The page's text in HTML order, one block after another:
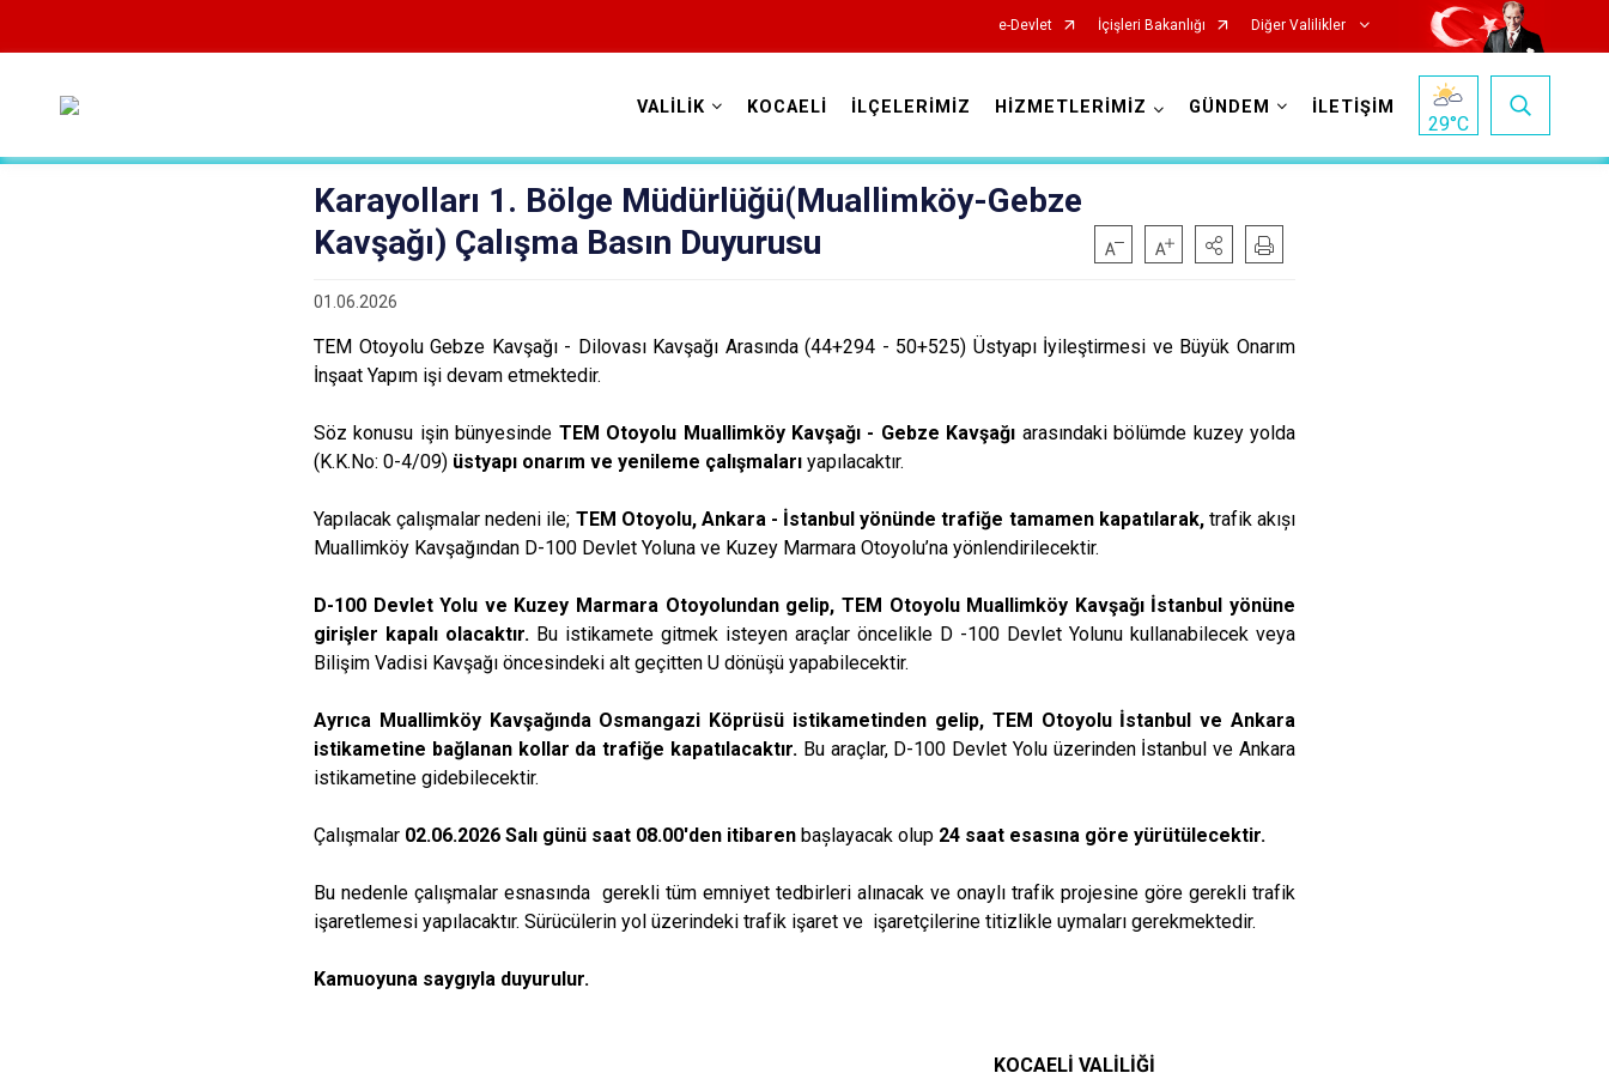
e-Devlet İçişleri Bakanlığı Diğer Valilikler
VALİLİK KOCAELİ İLÇELERİMİZ HİZMETLERİMİZ GÜNDEM İLETİŞİM
29°C
Karayolları 1. Bölge Müdürlüğü(Muallimköy-Gebze
Kavşağı) Çalışma Basın Duyurusu
01.06.2026
TEM Otoyolu Gebze Kavşağı - Dilovası Kavşağı Arasında (44+294 - 50+525) Üstyapı İyileştirmesi ve Büyük Onarım
İnşaat Yapım işi devam etmektedir.
Söz konusu işin bünyesinde TEM Otoyolu Muallimköy Kavşağı - Gebze Kavşağı arasındaki bölümde kuzey yolda
(K.K.No: 0-4/09) üstyapı onarım ve yenileme çalışmaları yapılacaktır.
Yapılacak çalışmalar nedeni ile; TEM Otoyolu, Ankara - İstanbul yönünde trafiğe tamamen kapatılarak,trafik akıșı
Muallimköy Kavşağından D-100 Devlet Yoluna ve Kuzey Marmara Otoyolu’na yönlendirilecektir.
D-100 Devlet Yolu ve Kuzey Marmara Otoyolundan gelip, TEM Otoyolu Muallimköy Kavşağı İstanbul yönüne
girişler kapalı olacaktır. Bu istikamete gitmek isteyen araçlar öncelikle D -100 Devlet Yolunu kullanabilecek veya
Bilişim Vadisi Kavşağı öncesindeki alt geçitten U dönüşü yapabilecektir.
Ayrıca Muallimköy Kavşağında Osmangazi Köprüsü istikametinden gelip, TEM Otoyolu İstanbul ve Ankara
istikametine bağlanan kollar da trafiğe kapatılacaktır.Bu araçlar, D-100 Devlet Yolu üzerinden İstanbul ve Ankara
istikametine gidebilecektir.
Çalışmalar 02.06.2026 Salı günü saat 08.00'den itibaren bașlayacak olup 24 saat esasına göre yürütülecektir.
Bu nedenle çalışmalar esnasında gerekli tüm emniyet tedbirleri alınacak ve onaylı trafik projesine göre gerekli trafik
işaretlemesi yapılacaktır. Sürücülerin yol üzerindeki trafik işaret ve işaretçilerine titizlikle uymaları gerekmektedir.
Kamuoyuna saygıyla duyurulur.
KOCAELİ VALİLİĞİ